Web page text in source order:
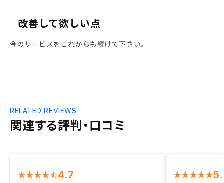
改善して欲しい点
今のサービスをこれからも続けて下さい。
関連する評判・口コミ
RELATED REVIEWS
4.7